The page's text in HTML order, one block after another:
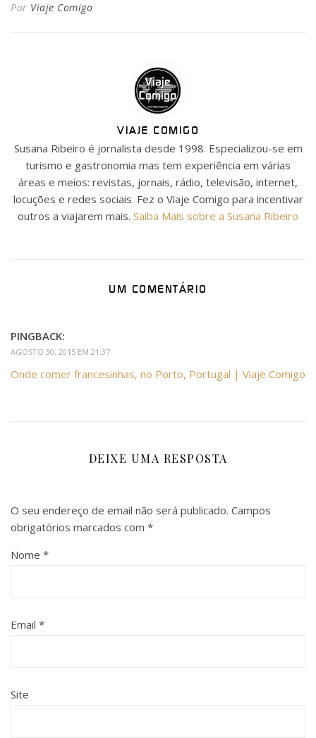
Por Viaje Comigo
VIAJE COMIGO
Susana Ribeiro é jornalista desde 1998. Especializou-se em
turismo e gastronomia mas tem experiência em várias
áreas e meios: revistas, jornais, rádio, televisão, internet,
locuções e redes sociais. Fez o Viaje Comigo para incentivar
outros a viajarem mais. Saiba Mais sobre a Susana Ribeiro
UM COMENTÁRIO
PINGBACK:
AGOSTO 30, 2015 EM 21:37
Onde comer francesinhas, no Porto, Portugal | Viaje Comigo
DEIXE UMA RESPOSTA
O seu endereço de email não será publicado. Campos
obrigatórios marcados com *
Nome *
Email *
Site